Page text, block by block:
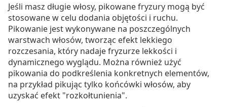
Jeśli masz długie włosy, pikowane fryzury mogą być
stosowane w celu dodania objętości i ruchu.
Pikowanie jest wykonywane na poszczególnych
warstwach włosów, tworząc efekt lekkiego
rozczesania, który nadaje fryzurze lekkości i
dynamicznego wyglądu. Można również użyć
pikowania do podkreślenia konkretnych elementów,
na przykład pikując tylko końcówki włosów, aby
uzyskać efekt "rozkołtunienia".